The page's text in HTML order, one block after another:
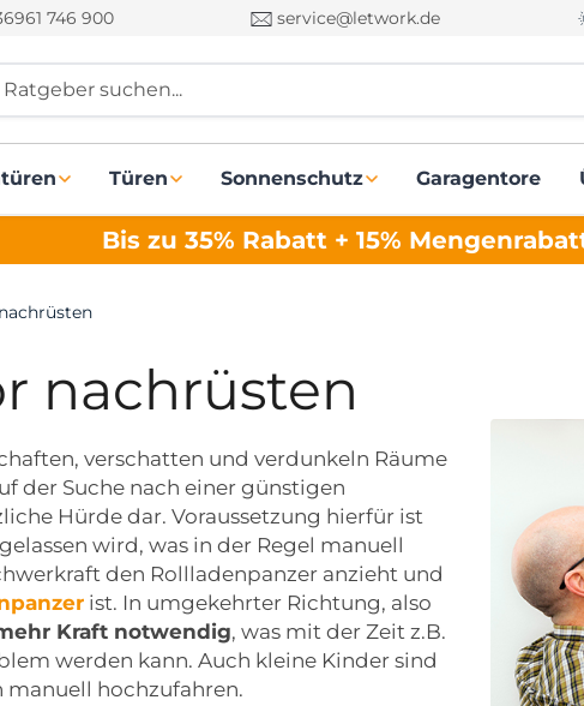
746 900 service@letwork.de
suchen...
Türen Sonnenschutz Garagentore
Bis zu 35% Rabatt + 15%
nachrüsten
verschatten und verdunkeln Räume
der Suche nach einer günstigen
Hürde dar. Voraussetzung hierfür ist
wird, was in der Regel manuell
den Rollladenpanzer anzieht und
ist. In umgekehrter Richtung, also
Kraft notwendig, was mit der Zeit z.B.
werden kann. Auch kleine Kinder sind
hochzufahren.